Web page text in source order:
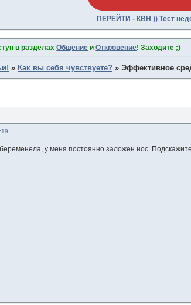
ПЕРЕЙТИ - КВН )) Тест
в разделахОбщение иОткровение! Заходите ;)
» Как вы себя чувствуете? » Эффективное
у меня постоянно заложен нос.